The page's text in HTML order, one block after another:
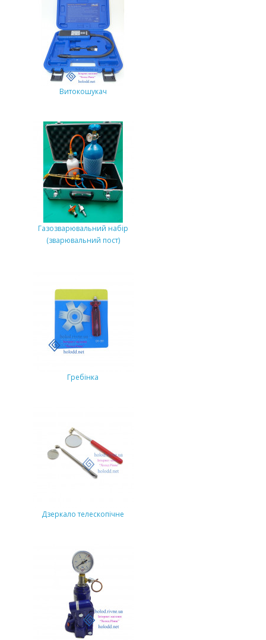
Витокошукач
Газозварювальний набір
(зварювальний пост)
Гребінка
Дзеркало телескопічне